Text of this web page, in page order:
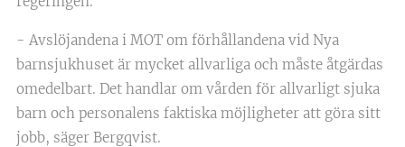
- Avslöjandena i MOT om förhållandena vid Nya
barnsjukhuset är mycket allvarliga och måste åtgärdas
omedelbart. Det handlar om vården för allvarligt sjuka
barn och personalens faktiska möjligheter att göra sitt
jobb, säger Bergqvist.